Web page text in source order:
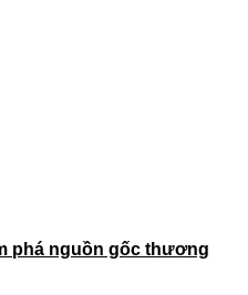
phá nguồn gốc thương